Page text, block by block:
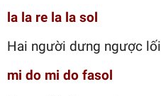
la la re la la sol
Hai người dưng ngược lối
mi do mi do fasol